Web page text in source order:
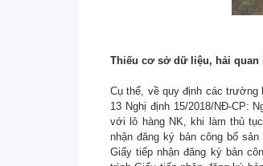
Thiếu cơ sở dữ liệu, hải quan
Cụ thể, về quy định các
13 Nghị định 15/2018/NĐ-CP:
với lô hàng NK, khi làm thủ
nhận đăng ký bản công bố
Giấy tiếp nhận đăng ký bản